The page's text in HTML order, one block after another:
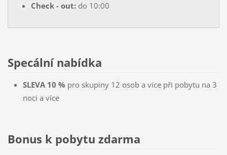
Check - out: do 10:00
Specální nabídka
SLEVA 10 % pro skupiny 12 osob a více při pobytu na 3
noci a více
Bonus k pobytu zdarma